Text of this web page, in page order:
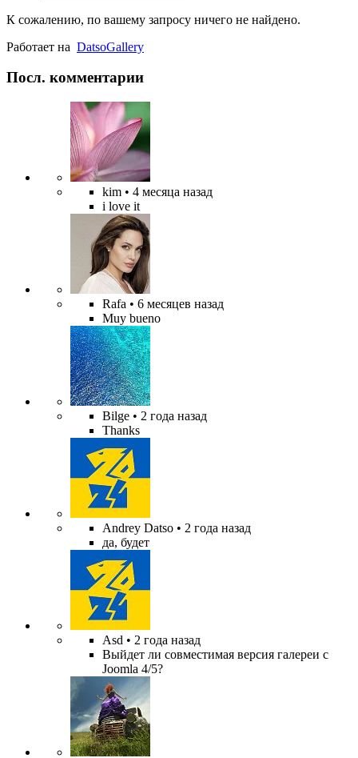
К сожалению, по вашему запросу ничего не найдено.
Работает на DatsoGallery
Посл. комментарии
kim • 4 месяца назад
i love it
Rafa • 6 месяцев назад
Muy bueno
Bilge • 2 года назад
Thanks
Andrey Datso • 2 года назад
да, будет
Asd • 2 года назад
Выйдет ли совместимая версия галереи с
Joomla 4/5?